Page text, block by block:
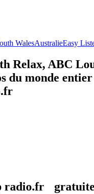
WalesAustralieEasy
Relax, ABC
du monde entier
radio.fr gratuite